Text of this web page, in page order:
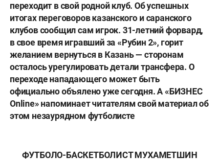
переходит в свой родной клуб. Об успешных
итогах переговоров казанского и саранского
клубов сообщил сам игрок. 31-летний форвард,
в свое время игравший за «Рубин 2», горит
желанием вернуться в Казань — сторонам
осталось урегулировать детали трансфера. О
переходе нападающего может быть
официально объялено уже сегодня. А «БИЗНЕС
Online» напоминает читателям свой материал об
этом незаурядном футболисте
ФУТБОЛО-БАСКЕТБОЛИСТ МУХАМЕТШИН